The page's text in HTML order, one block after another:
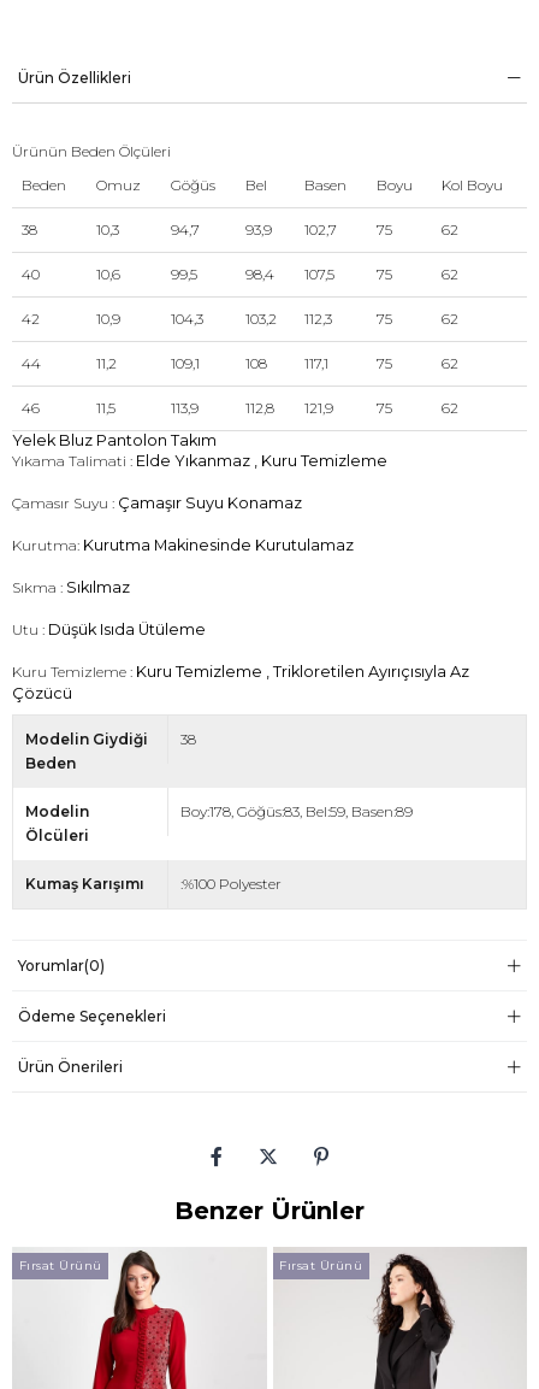
Ürün Özellikleri
Ürünün Beden Ölçüleri
Beden
Omuz Göğüs Bel Basen Boyu Kol Boyu
38 10,3 94,7 93,9 102,7 75 62
40 10,6 99,5 98,4 107,5 75 62
42 10,9 104,3 103,2 112,3 75 62
44 11,2 109,1 108 117,1 75 62
46 11,5 113,9 112,8 121,9 75
62
Yelek Bluz Pantolon Takım
Yıkama Talimati : Elde Yıkanmaz , Kuru Temizleme
Çamasır Suyu : Çamaşır Suyu Konamaz
Kurutma: Kurutma Makinesinde Kurutulamaz
Sıkma : Sıkılmaz
Utu : Düşük Isıda Ütüleme
Kuru Temizleme : Kuru Temizleme , Trikloretilen Ayırıçısıyla Az
Çözücü
Modelin Giydiği
Beden
38
Modelin
Ölcüleri
Boy:178, Göğüs:83, Bel:59, Basen:89
Kumaş Karışımı :%100 Polyester
Yorumlar(0)
Ödeme Seçenekleri
Ürün Önerileri
Benzer Ürünler
Fırsat Ürünü Fırsat Ürünü